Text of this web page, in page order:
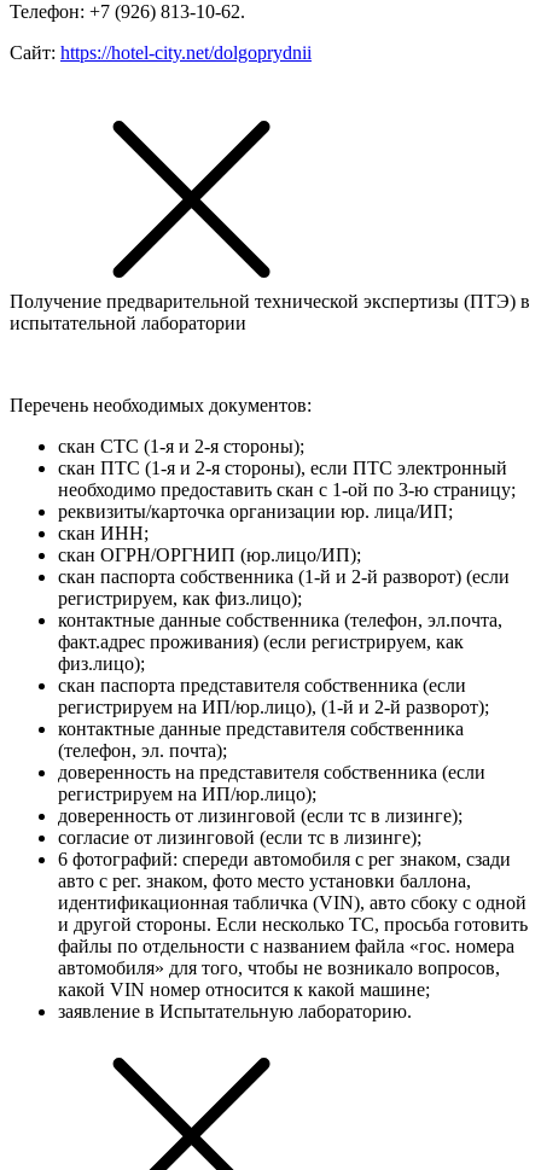
Телефон: +7 (926) 813-10-62.
Сайт: https://hotel-city.net/dolgoprydnii
Получение предварительной технической экспертизы (ПТЭ) в
испытательной лаборатории
Перечень необходимых документов:
скан СТС (1-я и 2-я стороны);
скан ПТС (1-я и 2-я стороны), если ПТС электронный
необходимо предоставить скан с 1-ой по 3-ю страницу;
реквизиты/карточка организации юр. лица/ИП;
скан ИНН;
скан ОГРН/ОРГНИП (юр.лицо/ИП);
скан паспорта собственника (1-й и 2-й разворот) (если
регистрируем, как физ.лицо);
контактные данные собственника (телефон, эл.почта,
факт.адрес проживания) (если регистрируем, как
физ.лицо);
скан паспорта представителя собственника (если
регистрируем на ИП/юр.лицо), (1-й и 2-й разворот);
контактные данные представителя собственника
(телефон, эл. почта);
доверенность на представителя собственника (если
регистрируем на ИП/юр.лицо);
доверенность от лизинговой (если тс в лизинге);
согласие от лизинговой (если тс в лизинге);
6 фотографий: спереди автомобиля с рег знаком, сзади
авто с рег. знаком, фото место установки баллона,
идентификационная табличка (VIN), авто сбоку с одной
и другой стороны. Если несколько ТС, просьба готовить
файлы по отдельности с названием файла «гос. номера
автомобиля» для того, чтобы не возникало вопросов,
какой VIN номер относится к какой машине;
заявление в Испытательную лабораторию.